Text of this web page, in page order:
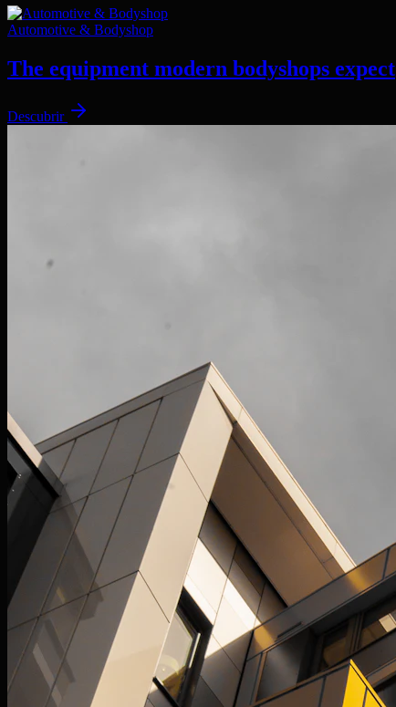
Automotive & Bodyshop
The equipment modern bodyshops expect
Descubrir